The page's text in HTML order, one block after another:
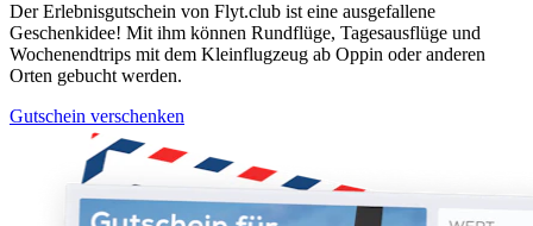
Der Erlebnisgutschein von Flyt.club ist eine ausgefallene
Geschenkidee! Mit ihm können Rundflüge, Tagesausflüge und
Wochenendtrips mit dem Kleinflugzeug ab Oppin oder anderen
Orten gebucht werden.
Gutschein verschenken